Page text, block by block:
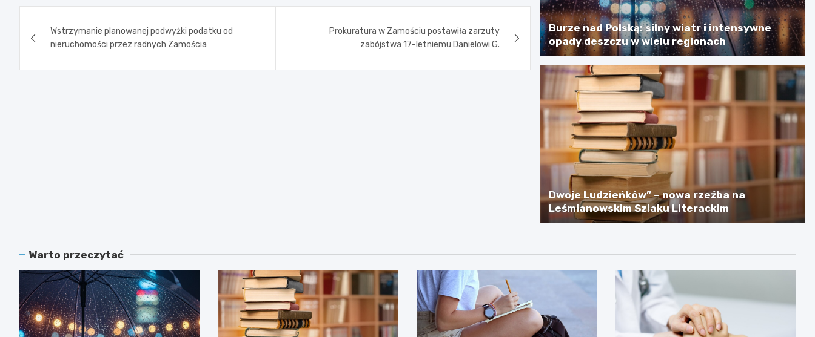
wpisu
Wstrzymanie planowanej podwyżki podatku od
nieruchomości przez radnych Zamościa
Prokuratura w Zamościu postawiła zarzuty
zabójstwa 17-letniemu Danielowi G.
Burze nad Polską: silny wiatr i intensywne
opady deszczu w wielu regionach
Dwoje Ludzieńków” – nowa rzeźba na
Leśmianowskim Szlaku Literackim
Warto przeczytać